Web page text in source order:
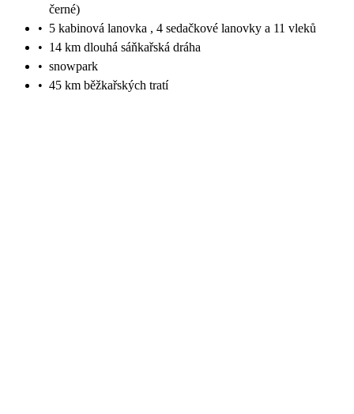
černé)
• 5 kabinová lanovka , 4 sedačkové lanovky a 11 vleků
• 14 km dlouhá sáňkařská dráha
• snowpark
• 45 km běžkařských tratí